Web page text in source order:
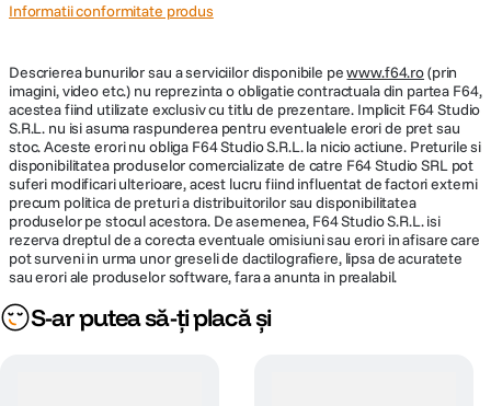
Informatii conformitate produs
Descrierea bunurilor sau a serviciilor disponibile pewww.f64.ro(prin
imagini, video etc.) nu reprezinta o obligatie contractuala din partea F64,
acestea fiind utilizate exclusiv cu titlu de prezentare. Implicit F64 Studio
S.R.L. nu isi asuma raspunderea pentru eventualele erori de pret sau
stoc. Aceste erori nu obliga F64 Studio S.R.L. la nicio actiune. Preturile si
disponibilitatea produselor comercializate de catre F64 Studio SRL pot
suferi modificari ulterioare, acest lucru fiind influentat de factori externi
precum politica de preturi a distribuitorilor sau disponibilitatea
produselor pe stocul acestora. De asemenea, F64 Studio S.R.L. isi
rezerva dreptul de a corecta eventuale omisiuni sau erori in afisare care
pot surveni in urma unor greseli de dactilografiere, lipsa de acuratete
sau erori ale produselor software, fara a anunta in prealabil.
S-ar putea să-ți placă și